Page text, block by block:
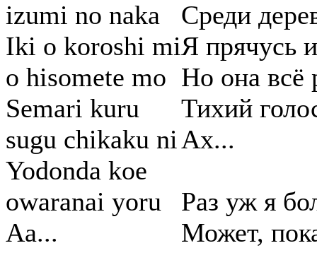
izumi no naka
Iki o koroshi mi
o hisomete mo
Semari kuru
sugu chikaku ni
Yodonda koe
owaranai yoru
Aa...
Среди
Я прячусь
Но она всё
Тихий
Ах...
Раз уж я
Может,